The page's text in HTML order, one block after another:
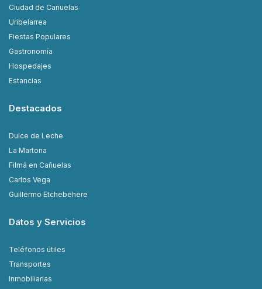
Ciudad de Cañuelas
Uribelarrea
Fiestas Populares
Gastronomía
Hospedajes
Estancias
Destacados
Dulce de Leche
La Martona
Filmá en Cañuelas
Carlos Vega
Guillermo Etchebehere
Datos y Servicios
Teléfonos útiles
Transportes
Inmobiliarias